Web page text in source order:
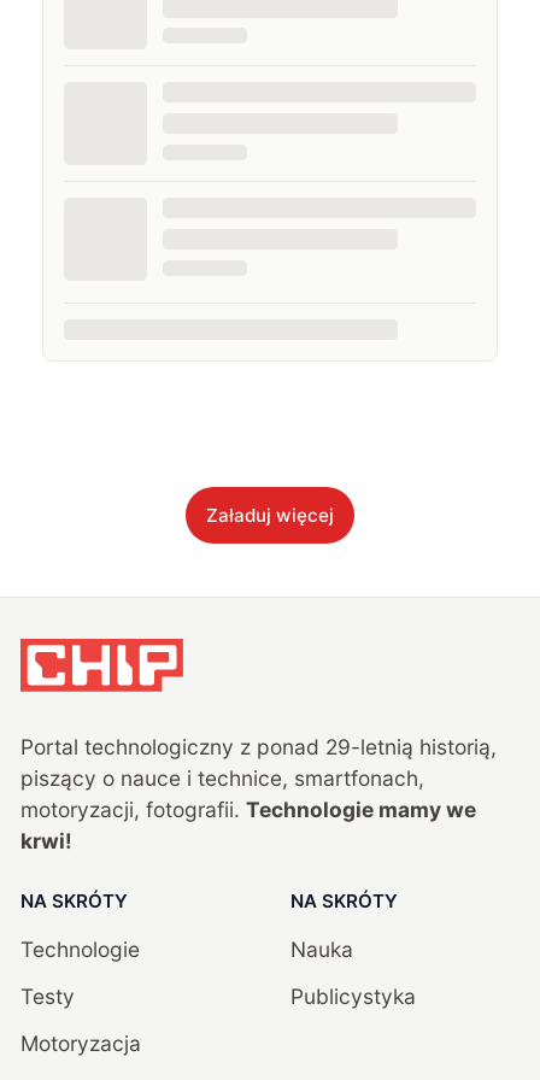
Załaduj więcej
Portal technologiczny z ponad 29-letnią historią,
piszący o nauce i technice, smartfonach,
motoryzacji, fotografii. Technologie mamy we
krwi!
NA SKRÓTY
Technologie
Testy
Motoryzacja
NA SKRÓTY
Nauka
Publicystyka